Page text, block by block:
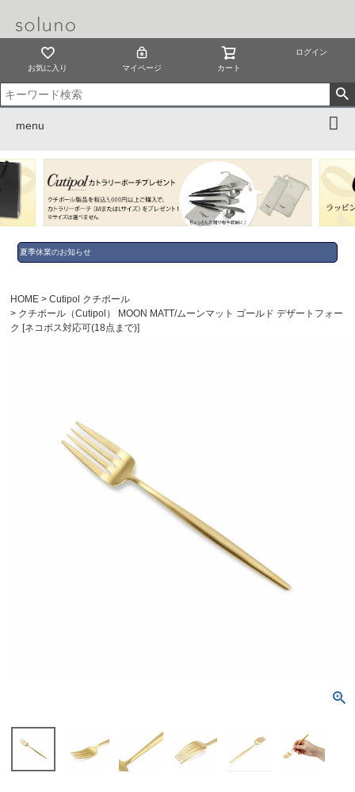
お気に入り マイページ カート
ログイン
menu
夏季休業のお知らせ
HOME
Cutipol クチポール
クチポール（Cutipol） MOON MATT/ムーンマット ゴールド デザートフォー
ク [ネコポス対応可(18点まで)]